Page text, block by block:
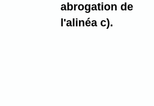
abrogation de
l'alinéa c).